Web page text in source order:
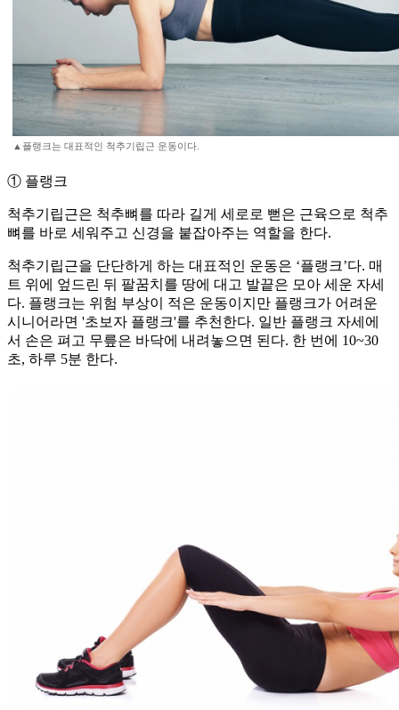
▲플랭크는 대표적인 척추기립근 운동이다.
① 플랭크
척추기립근은 척추뼈를 따라 길게 세로로 뻗은 근육으로 척추
뼈를 바로 세워주고 신경을 붙잡아주는 역할을 한다.
척추기립근을 단단하게 하는 대표적인 운동은 ‘플랭크’다. 매
트 위에 엎드린 뒤 팔꿈치를 땅에 대고 발끝은 모아 세운 자세
다. 플랭크는 위험 부상이 적은 운동이지만 플랭크가 어려운
시니어라면 '초보자 플랭크'를 추천한다. 일반 플랭크 자세에
서 손은 펴고 무릎은 바닥에 내려놓으면 된다. 한 번에 10~30
초, 하루 5분 한다.